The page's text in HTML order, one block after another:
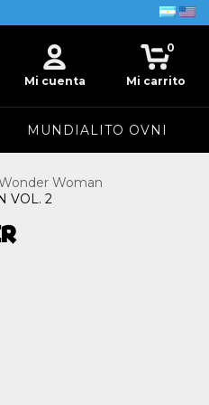
Mi cuenta Mi carrito
0
MUNDIALITO OVNI
Woman
VOL. 2